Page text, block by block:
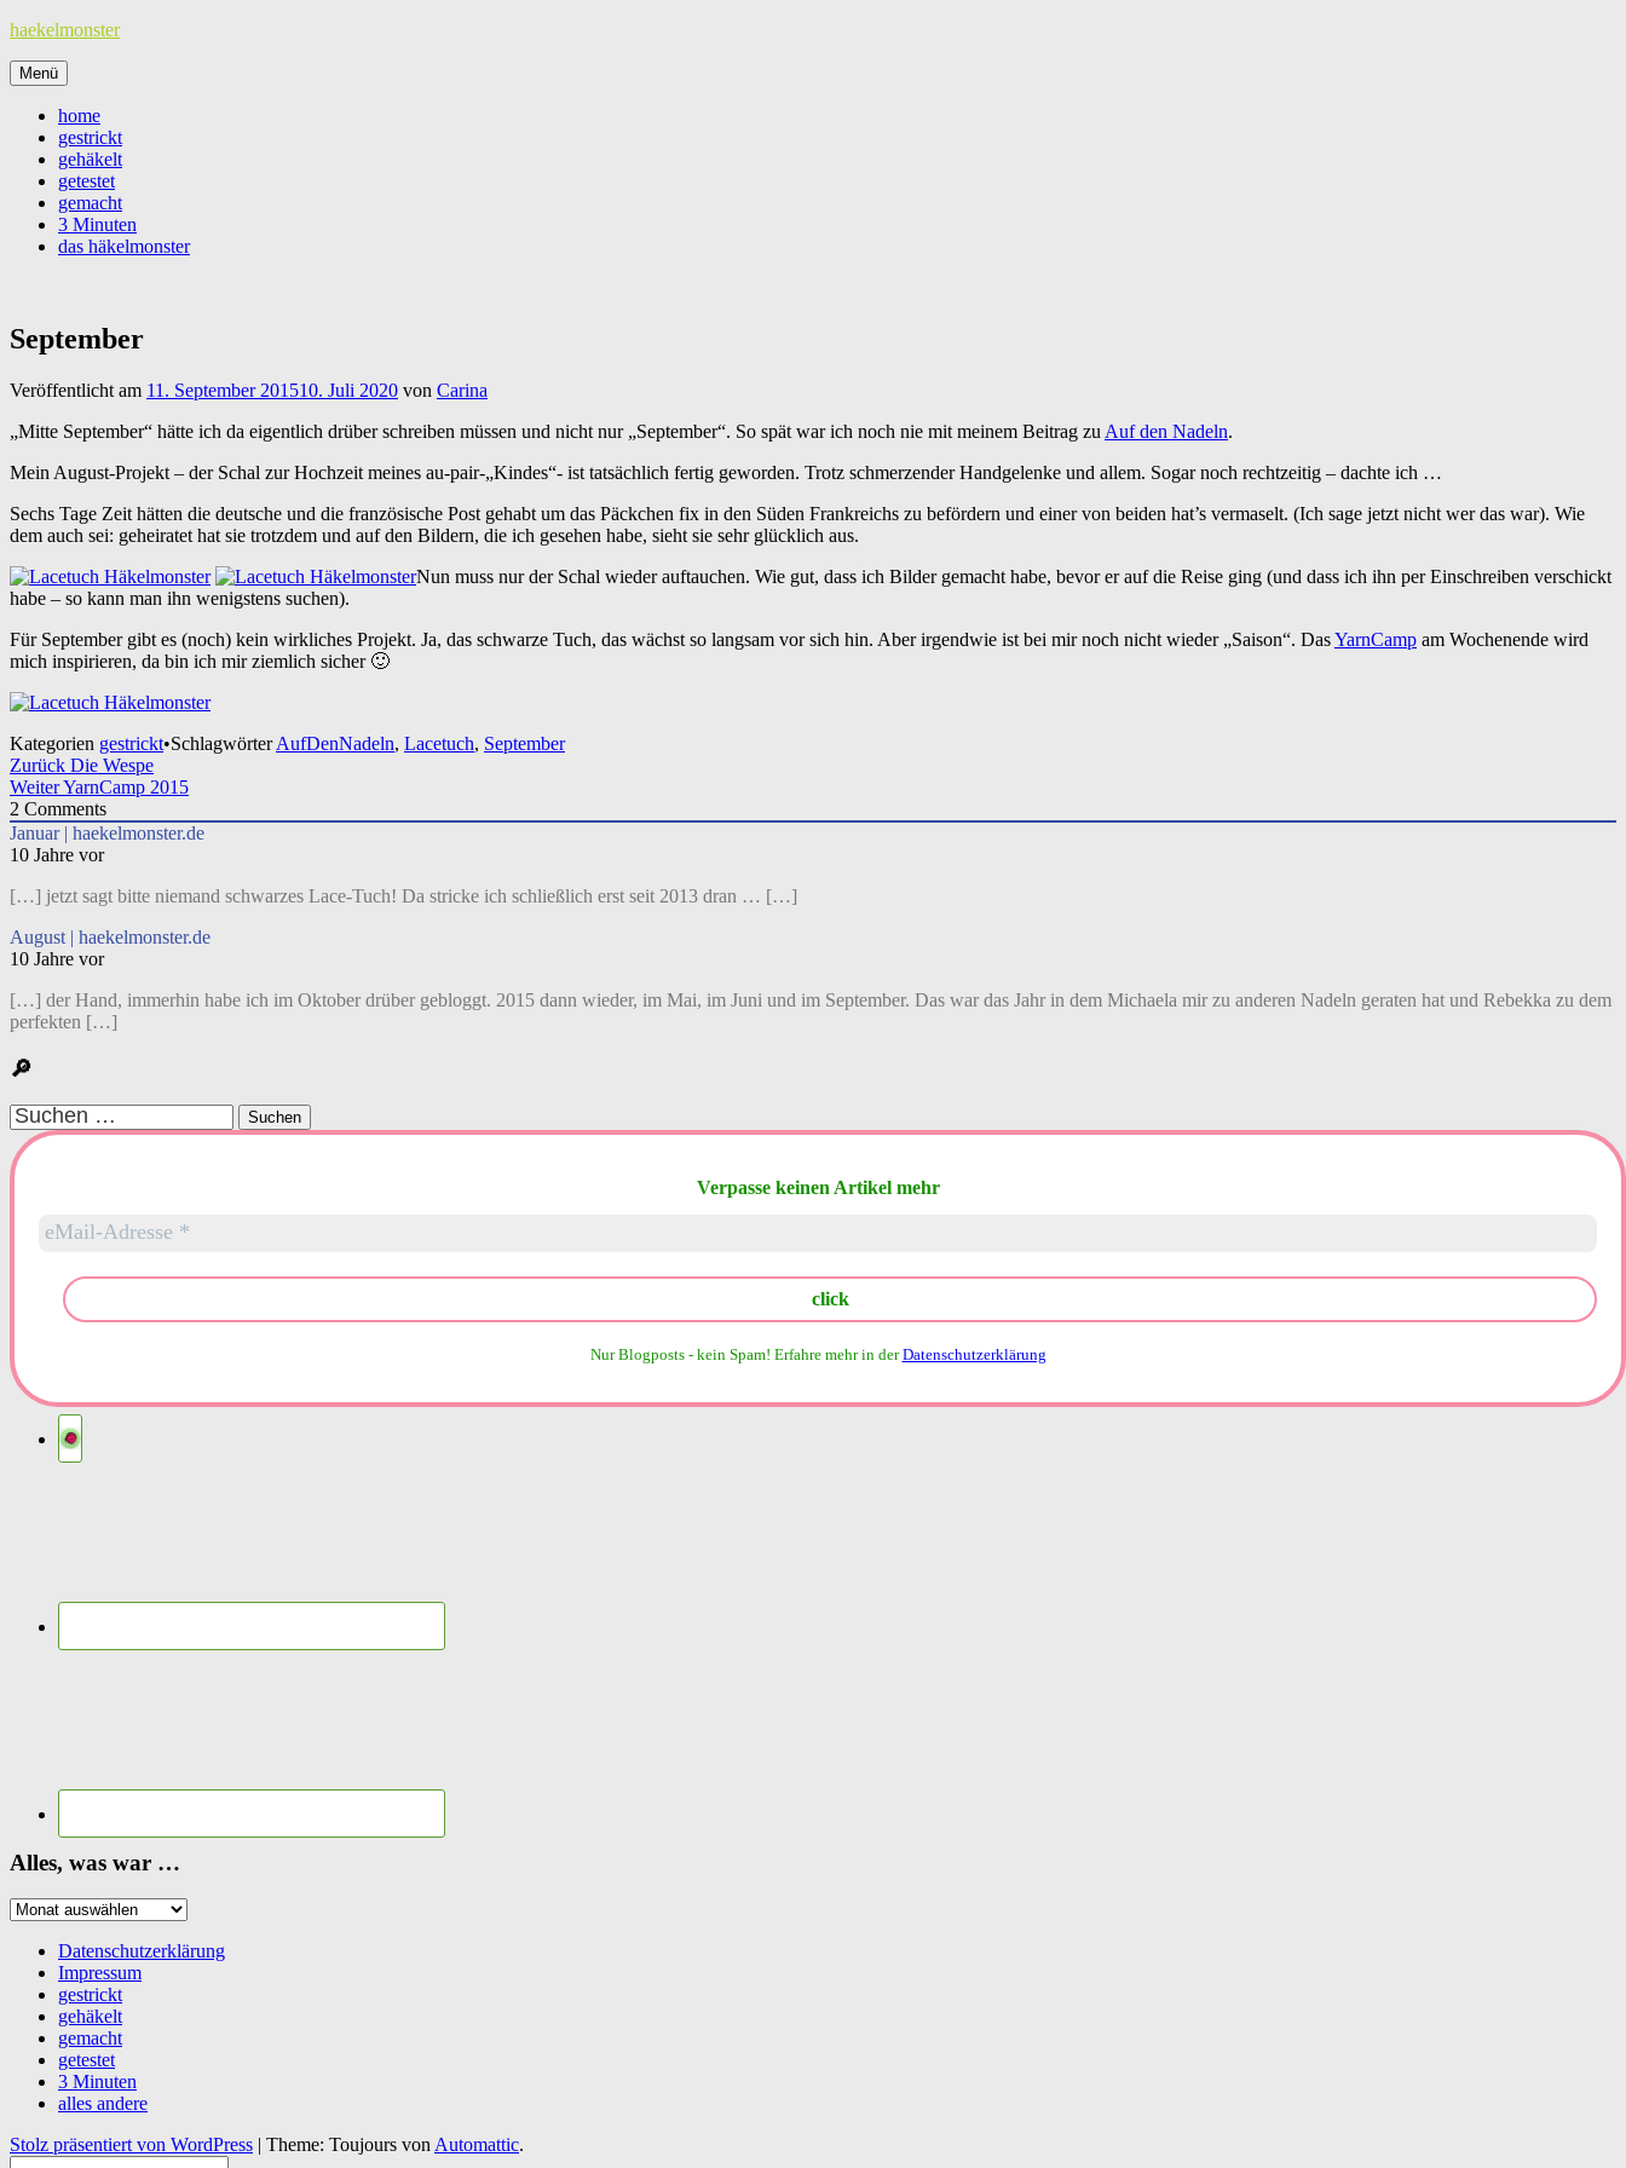
Zum
springen
haekelmonster
Menü
home
gestrickt
gehäkelt
getestet
gemacht
3 Minuten
das häkelmonster
September
Veröffentlicht am 11. September 201510. Juli 2020 von Carina
„Mitte September“ hätte ich da eigentlich drüber schreiben müssen und nicht nur „September“. So spät war ich noch nie mit meinem Beitrag zu Auf den Nadeln.
Mein August-Projekt – der Schal zur Hochzeit meines au-pair-„Kindes“- ist tatsächlich fertig geworden. Trotz schmerzender Handgelenke und allem. Sogar noch rechtzeitig – dachte ich …
Sechs Tage Zeit hätten die deutsche und die französische Post gehabt um das Päckchen fix in den Süden Frankreichs zu befördern und einer von beiden hat’s vermaselt. (Ich sage jetzt nicht wer das war). Wie
dem auch sei: geheiratet hat sie trotzdem und auf den Bildern, die ich gesehen habe, sieht sie sehr glücklich aus.
Nun muss nur der Schal wieder auftauchen. Wie gut, dass ich Bilder gemacht habe, bevor er auf die Reise ging (und dass ich ihn per Einschreiben verschickt
habe – so kann man ihn wenigstens suchen).
Für September gibt es (noch) kein wirkliches Projekt. Ja, das schwarze Tuch, das wächst so langsam vor sich hin. Aber irgendwie ist bei mir noch nicht wieder „Saison“. DasYarnCamp am Wochenende wird
mich inspirieren, da bin ich mir ziemlich sicher 🙂
Kategorien gestrickt•SchlagwörterAufDenNadeln, Lacetuch, September
Beitragsnavigation
Zurück Die Wespe
WeiterYarnCamp 2015
2 Comments
Januar | haekelmonster.de
10 Jahre vor
[…] jetzt sagt bitte niemand schwarzes Lace-Tuch! Da stricke ich schließlich erst seit 2013 dran … […]
August | haekelmonster.de
10 Jahre vor
[…] der Hand, immerhin habe ich im Oktober drüber gebloggt. 2015 dann wieder, im Mai, im Juni und im September. Das war das Jahr in dem Michaela mir zu anderen Nadeln geraten hat und Rebekka zu dem
perfekten […]
🔎
Suchen
nach:
Verpasse keinen Artikel mehr
Nur Blogposts - kein Spam! Erfahre mehr in derDatenschutzerklärung
Alles, was war …
Alles,
Datenschutzerklärung
Impressum
gestrickt
gehäkelt
gemacht
getestet
3 Minuten
alles andere
Stolz präsentiert von WordPress | Theme: Toujours von Automattic.